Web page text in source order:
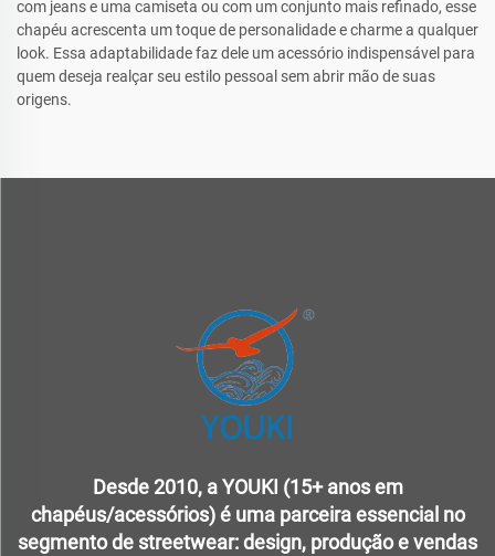
com jeans e uma camiseta ou com um conjunto mais refinado, esse
chapéu acrescenta um toque de personalidade e charme a qualquer
look. Essa adaptabilidade faz dele um acessório indispensável para
quem deseja realçar seu estilo pessoal sem abrir mão de suas
origens.
Desde 2010, a YOUKI (15+ anos em
chapéus/acessórios) é uma parceira essencial no
segmento de streetwear: design, produção e vendas